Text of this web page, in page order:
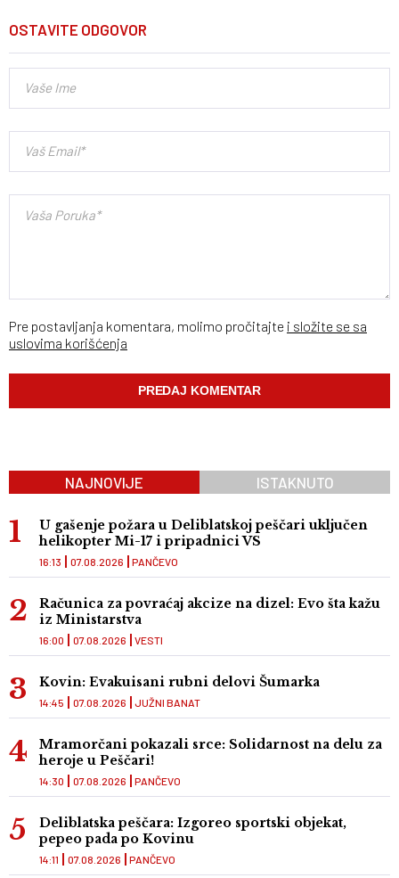
OSTAVITE ODGOVOR
Pre postavljanja komentara, molimo pročitajte i složite se sa
uslovima korišćenja
NAJNOVIJE ISTAKNUTO
U gašenje požara u Deliblatskoj peščari uključen
helikopter Mi-17 i pripadnici VS
PANČEVO
16:13 07.08.2026
Računica za povraćaj akcize na dizel: Evo šta kažu
iz Ministarstva
VESTI
16:00 07.08.2026
Kovin: Evakuisani rubni delovi Šumarka
JUŽNI BANAT
14:45 07.08.2026
Mramorčani pokazali srce: Solidarnost na delu za
heroje u Peščari!
PANČEVO
14:30 07.08.2026
Deliblatska peščara: Izgoreo sportski objekat,
pepeo pada po Kovinu
PANČEVO
14:11 07.08.2026